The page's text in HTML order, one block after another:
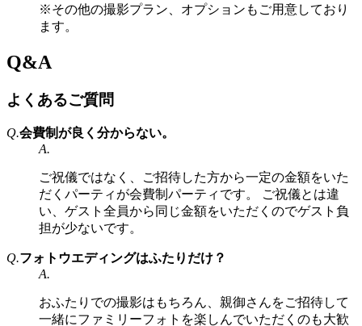
※その他の撮影プラン、オプションもご用意しており
ます。
Q&A
よくあるご質問
Q.会費制が良く分からない。
A.
ご祝儀ではなく、ご招待した方から一定の金額をいた
だくパーティが会費制パーティです。 ご祝儀とは違
い、ゲスト全員から同じ金額をいただくのでゲスト負
担が少ないです。
Q.フォトウエディングはふたりだけ？
A.
おふたりでの撮影はもちろん、親御さんをご招待して
一緒にファミリーフォトを楽しんでいただくのも大歓